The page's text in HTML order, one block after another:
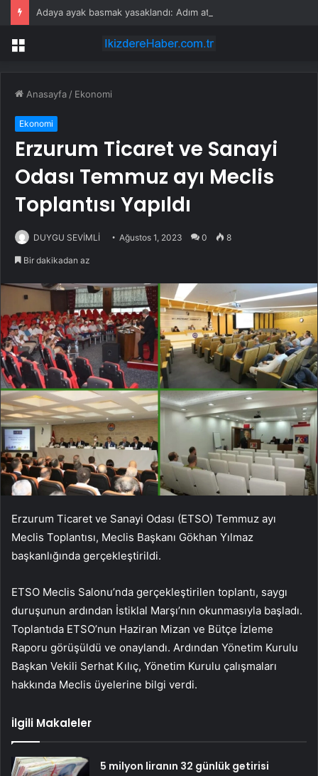
Menü
Anasayfa / Ekonomi
Ekonomi
Erzurum Ticaret ve Sanayi
Odası Temmuz ayı Meclis
Toplantısı Yapıldı
DUYGU SEVİMLİ Ağustos 1, 2023 0 8
Bir dakikadan az
Erzurum Ticaret ve Sanayi Odası (ETSO) Temmuz ayı
Meclis Toplantısı, Meclis Başkanı Gökhan Yılmaz
başkanlığında gerçekleştirildi.
ETSO Meclis Salonu’nda gerçekleştirilen toplantı, saygı
duruşunun ardından İstiklal Marşı’nın okunmasıyla başladı.
Toplantıda ETSO’nun Haziran Mizan ve Bütçe İzleme
Raporu görüşüldü ve onaylandı. Ardından Yönetim Kurulu
Başkan Vekili Serhat Kılıç, Yönetim Kurulu çalışmaları
hakkında Meclis üyelerine bilgi verdi.
İlgili Makaleler
5 milyon liranın 32 günlük getirisi